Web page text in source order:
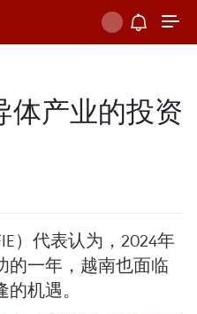
体产业的投资
）代表认为，2024年
的一年，越南也面临
机遇。